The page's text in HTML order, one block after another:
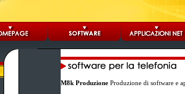
M8k ProduzioneProduzione di software e